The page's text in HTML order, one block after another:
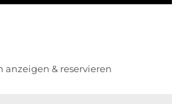
& reservieren